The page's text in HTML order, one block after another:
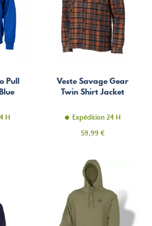
Pull
H
Veste Savage Gear
Twin Shirt Jacket
Expédition 24 H
Prix
59,99 €